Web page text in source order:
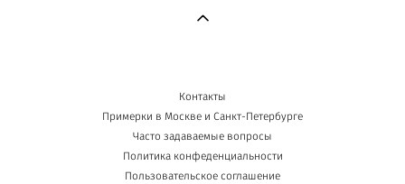
Контакты
Примерки в Москве и Санкт-Петербурге
Часто задаваемые вопросы
Политика конфеденциальности
Пользовательское соглашение